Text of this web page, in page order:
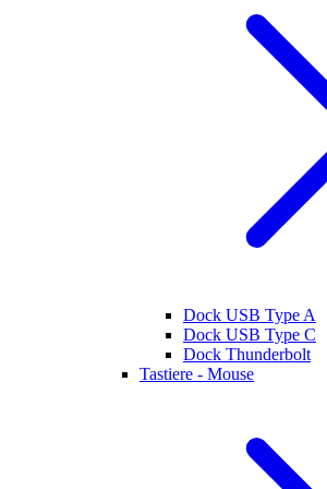
Dock USB Type A
Dock USB Type C
Dock Thunderbolt
Tastiere - Mouse